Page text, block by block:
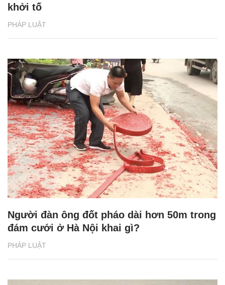
PHÁP LUẬT
khởi tố
PHÁP LUẬT
Người đàn ông đốt pháo dài hơn 50m trong
đám cưới ở Hà Nội khai gì?